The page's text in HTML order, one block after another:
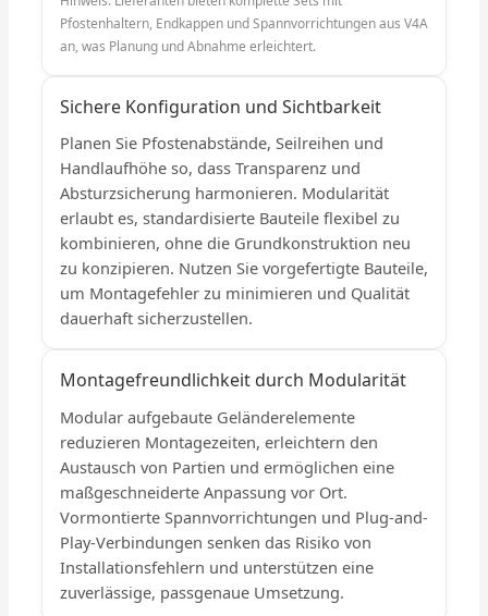
Pfostenhaltern, Endkappen und Spannvorrichtungen aus V4A
an, was Planung und Abnahme erleichtert.
Sichere Konfiguration und Sichtbarkeit
Planen Sie Pfostenabstände, Seilreihen und
Handlaufhöhe so, dass Transparenz und
Absturzsicherung harmonieren. Modularität
erlaubt es, standardisierte Bauteile flexibel zu
kombinieren, ohne die Grundkonstruktion neu
zu konzipieren. Nutzen Sie vorgefertigte Bauteile,
um Montagefehler zu minimieren und Qualität
dauerhaft sicherzustellen.
Montagefreundlichkeit durch Modularität
Modular aufgebaute Geländerelemente
reduzieren Montagezeiten, erleichtern den
Austausch von Partien und ermöglichen eine
maßgeschneiderte Anpassung vor Ort.
Vormontierte Spannvorrichtungen und Plug-and-
Play-Verbindungen senken das Risiko von
Installationsfehlern und unterstützen eine
zuverlässige, passgenaue Umsetzung.